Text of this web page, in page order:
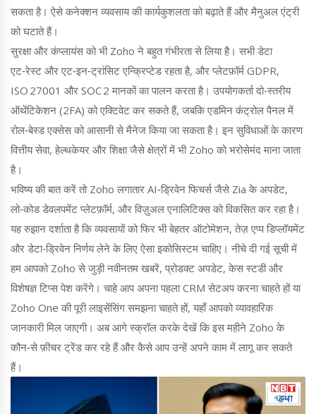
सकता है। ऐसे कनेक्शन व्यवसाय की कार्यकुशलता को बढ़ाते हैं और मैनुअल एंट्री
को घटाते हैं।
सुरक्षा और कंप्लायंस को भी Zoho ने बहुत गंभीरता से लिया है। सभी डेटा
एट‑रेस्ट और एट‑इन‑ट्रांसिट एन्क्रिप्टेड रहता है, और प्लेटफ़ॉर्म GDPR,
ISO 27001 और SOC 2 मानकों का पालन करता है। उपयोगकर्ता दो‑स्तरीय
ऑथेंटिकेशन (2FA) को एक्टिवेट कर सकते हैं, जबकि एडमिन कंट्रोल पैनल में
रोल‑बेस्ड एक्सेस को आसानी से मैनेज किया जा सकता है। इन सुविधाओं के कारण
वित्तीय सेवा, हेल्थकेयर और शिक्षा जैसे क्षेत्रों में भी Zoho को भरोसेमंद माना जाता
है।
भविष्य की बात करें तो Zoho लगातार AI‑ड्रिवेन फिचर्स जैसे Zia के अपडेट,
लो‑कोड डेवलपमेंट प्लेटफ़ॉर्म, और विज़ुअल एनालिटिक्स को विकसित कर रहा है।
यह रुझान दर्शाता है कि व्यवसायों को फिर भी बेहतर ऑटोमेशन, तेज़ एप्प डिप्लॉयमेंट
और डेटा‑ड्रिवेन निर्णय लेने के लिए ऐसा इकोसिस्टम चाहिए। नीचे दी गई सूची में
हम आपको Zoho से जुड़ी नवीनतम खबरें, प्रोडक्ट अपडेट, केस स्टडी और
विशेषज्ञ टिप्स पेश करेंगे। चाहे आप अपना पहला CRM सेटअप करना चाहते हों या
Zoho One की पूरी लाइसेंसिंग समझना चाहते हों, यहाँ आपको व्यावहारिक
जानकारी मिल जाएगी। अब आगे स्क्रॉल करके देखें कि इस महीने Zoho के
कौन‑से फ़ीचर ट्रेंड कर रहे हैं और कैसे आप उन्हें अपने काम में लागू कर सकते
हैं।